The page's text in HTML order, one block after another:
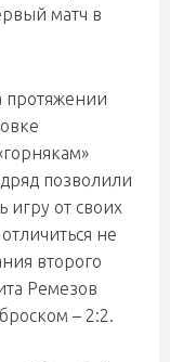
матч в
протяжении
позволили
от своих
не
второго
Ремезов
– 2:2.